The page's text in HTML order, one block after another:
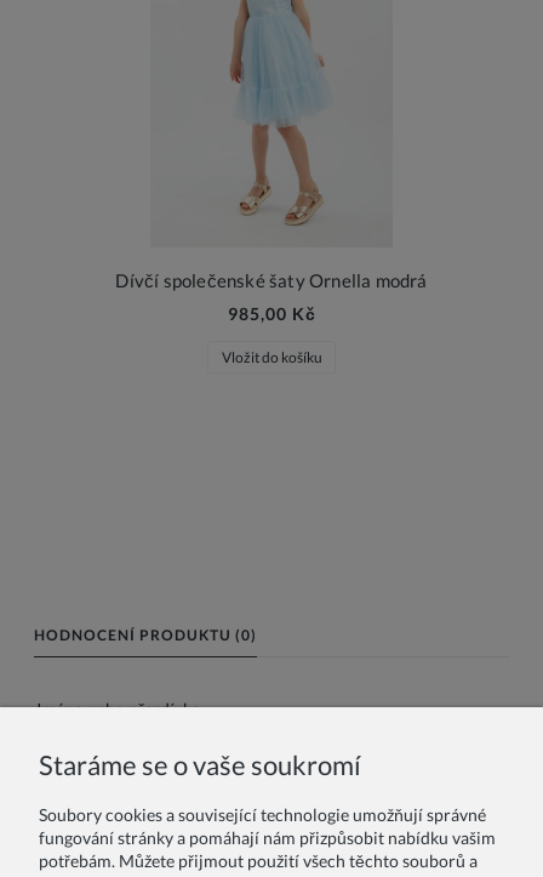
Dívčí společenské šaty Ornella modrá
985,00 Kč
Vložit do košíku
HODNOCENÍ PRODUKTU (0)
Jméno nebo přezdívka:
Staráme se o vaše soukromí
Soubory cookies a související technologie umožňují správné
fungování stránky a pomáhají nám přizpůsobit nabídku vašim
potřebám. Můžete přijmout použití všech těchto souborů a